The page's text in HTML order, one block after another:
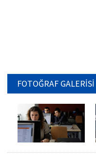
FOTOĞRAF GALERİSİ